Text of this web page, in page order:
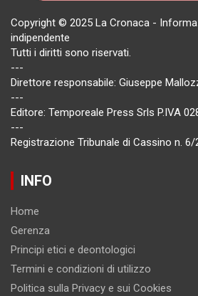
Copyright © 2025 La Cronaca -
indipendente
Tutti i diritti sono riservati.
---
Direttore responsabile: Giuseppe
---
Editore: Temporeale Press Srls P.IVA
---
Registrazione Tribunale di Cassino n. 6/
INFO
Home
Gerenza
Principi etici e deontologici
Termini e condizioni di utilizzo
Politica sulla Privacy e sui Cookies